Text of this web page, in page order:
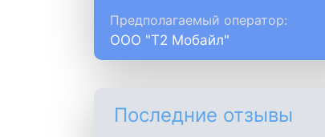
Предполагаемый оператор:
ООО "Т2 Мобайл"
Последние отзывы